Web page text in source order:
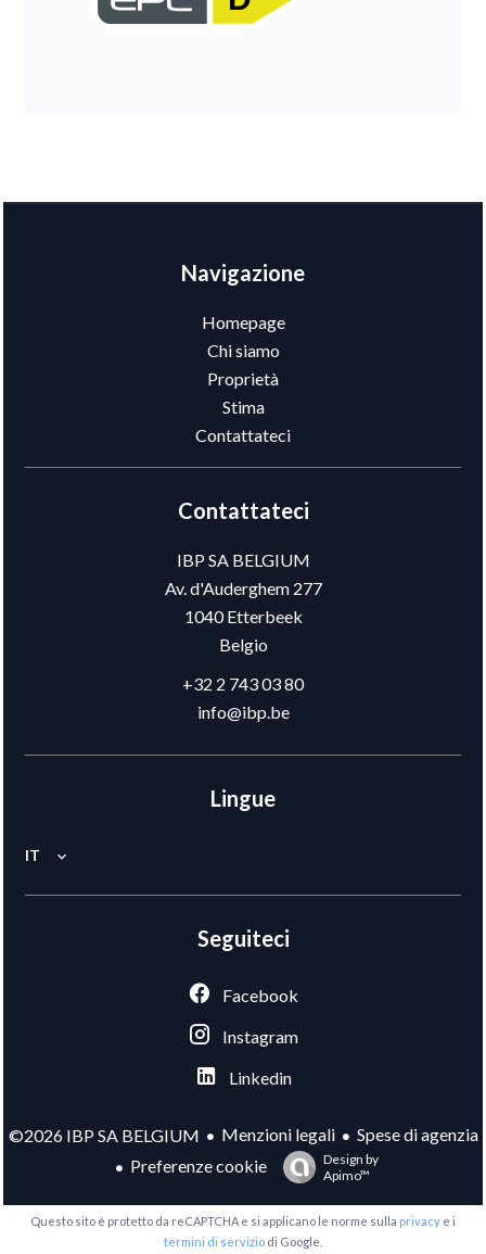
Navigazione
Homepage
Chi siamo
Proprietà
Stima
Contattateci
Contattateci
IBP SA BELGIUM
Av. d'Auderghem 277
1040Etterbeek
Belgio
+32 2 743 03 80
info@ibp.be
Lingue
IT
Seguiteci
Facebook
Instagram
Linkedin
©2026 IBP SA BELGIUM Menzioni legali
Spese di agenzia
Preferenze cookie
Design by
Apimo™
Questo sito è protetto da reCAPTCHA e si applicano le norme sulla privacy e i
termini di servizio di Google.